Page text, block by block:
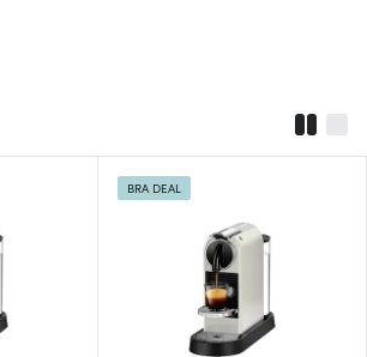
BRA DEAL